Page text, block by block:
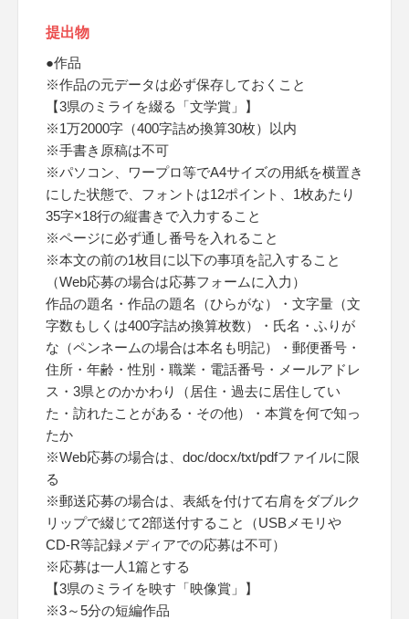
提出物
●作品
※作品の元データは必ず保存しておくこと
【3県のミライを綴る「文学賞」】
※1万2000字（400字詰め換算30枚）以内
※手書き原稿は不可
※パソコン、ワープロ等でA4サイズの用紙を横置き
にした状態で、フォントは12ポイント、1枚あたり
35字×18行の縦書きで入力すること
※ページに必ず通し番号を入れること
※本文の前の1枚目に以下の事項を記入すること
（Web応募の場合は応募フォームに入力）
作品の題名・作品の題名（ひらがな）・文字量（文
字数もしくは400字詰め換算枚数）・氏名・ふりが
な（ペンネームの場合は本名も明記）・郵便番号・
住所・年齢・性別・職業・電話番号・メールアドレ
ス・3県とのかかわり（居住・過去に居住してい
た・訪れたことがある・その他）・本賞を何で知っ
たか
※Web応募の場合は、doc/docx/txt/pdfファイルに限
る
※郵送応募の場合は、表紙を付けて右肩をダブルク
リップで綴じて2部送付すること（USBメモリや
CD-R等記録メディアでの応募は不可）
※応募は一人1篇とする
【3県のミライを映す「映像賞」】
※3～5分の短編作品